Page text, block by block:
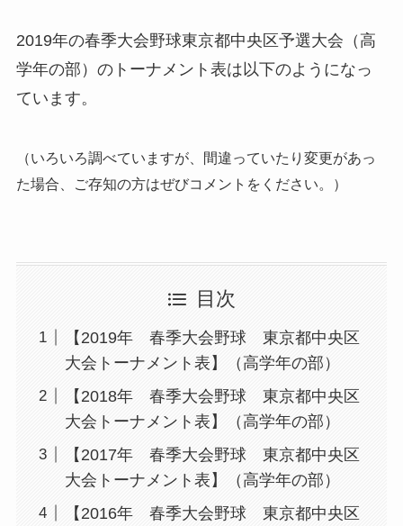
2019年の春季大会野球東京都中央区予選大会（高
学年の部）のトーナメント表は以下のようになっ
ています。
（いろいろ調べていますが、間違っていたり変更があっ
た場合、ご存知の方はぜびコメントをください。）
目次
【2019年 春季大会野球 東京都中央区
大会トーナメント表】（高学年の部）
【2018年 春季大会野球 東京都中央区
大会トーナメント表】（高学年の部）
【2017年 春季大会野球 東京都中央区
大会トーナメント表】（高学年の部）
【2016年 春季大会野球 東京都中央区